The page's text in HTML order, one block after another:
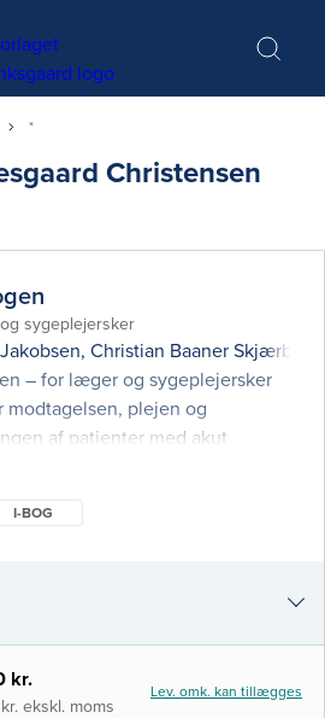
*
Christensen
sygeplejersker
, Christian Baaner Skjærbæk
– for læger og sygeplejersker
modtagelsen, plejen og
af patienter med akut
profil. Landets akutafdelinger
her. Denne bog retter sig
I-BOG
kr.
ekskl. moms
Lev. omk. kan tillægges